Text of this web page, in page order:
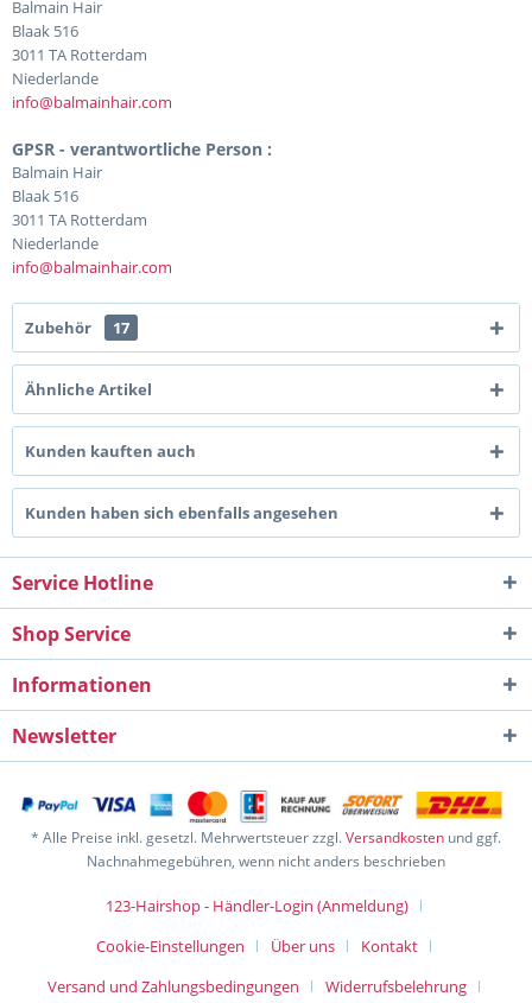
Balmain Hair
Blaak 516
3011 TA Rotterdam
Niederlande
info@balmainhair.com
GPSR - verantwortliche Person :
Balmain Hair
Blaak 516
3011 TA Rotterdam
Niederlande
info@balmainhair.com
Zubehör 17
Ähnliche Artikel
Kunden kauften auch
Kunden haben sich ebenfalls angesehen
Service Hotline
Shop Service
Informationen
Newsletter
* Alle Preise inkl. gesetzl. Mehrwertsteuer zzgl.Versandkosten und ggf.
Nachnahmegebühren, wenn nicht anders beschrieben
123-Hairshop - Händler-Login (Anmeldung)
Cookie-Einstellungen
Über uns
Kontakt
Versand und Zahlungsbedingungen
Widerrufsbelehrung